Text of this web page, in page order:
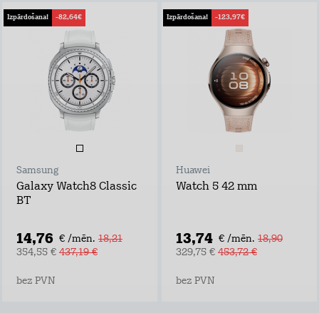
Izpārdošana! -82,64€
Samsung
Galaxy Watch8 Classic
BT
14,76 € /mēn. 18,21
354,55 € 437,19 €
bez PVN
Izpārdošana! -123,97€
Huawei
Watch 5 42 mm
13,74 € /mēn. 18,90
329,75 € 453,72 €
bez PVN